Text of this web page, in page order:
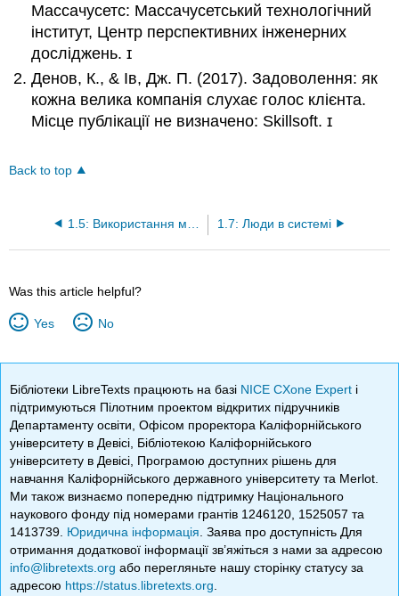
Массачусетс: Массачусетський технологічний
інститут, Центр перспективних інженерних
досліджень. ɪ
Денов, К., & Ів, Дж. П. (2017). Задоволення: як
кожна велика компанія слухає голос клієнта.
Місце публікації не визначено: Skillsoft. ɪ
Back to top
1.7: Люди в системі
Was this article helpful?
Yes No
Бібліотеки LibreTexts працюють на базі NICE CXone Expert і
підтримуються Пілотним проектом відкритих підручників
Департаменту освіти, Офісом проректора Каліфорнійського
університету в Девісі, Бібліотекою Каліфорнійського
університету в Девісі, Програмою доступних рішень для
навчання Каліфорнійського державного університету та Merlot.
Ми також визнаємо попередню підтримку Національного
наукового фонду під номерами грантів 1246120, 1525057 та
1413739. Юридична інформація . Заява про доступність Для
отримання додаткової інформації зв’яжіться з нами за адресою
info@libretexts.org або перегляньте нашу сторінку статусу за
адресою https://status.libretexts.org